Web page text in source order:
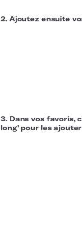
2. Ajoutez ensuite
3. Dans vos favoris,
long’ pour les